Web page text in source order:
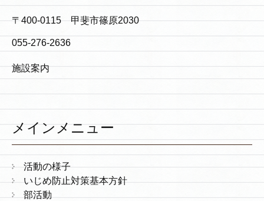
〒400-0115 甲斐市篠原2030
055-276-2636
施設案内
メインメニュー
活動の様子
いじめ防止対策基本方針
部活動